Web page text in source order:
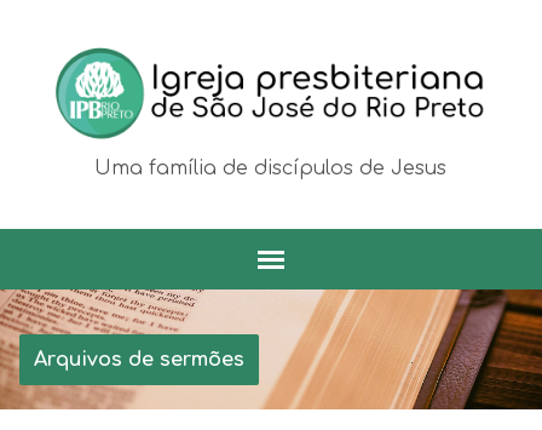
Uma família de discípulos de Jesus
Arquivos de sermões